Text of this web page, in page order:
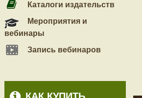
Каталоги издательств
Мероприятия и
вебинары
Запись вебинаров